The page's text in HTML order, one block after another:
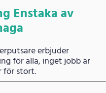
Enstaka av
erbjuder
för alla, inget jobb är
för stort.